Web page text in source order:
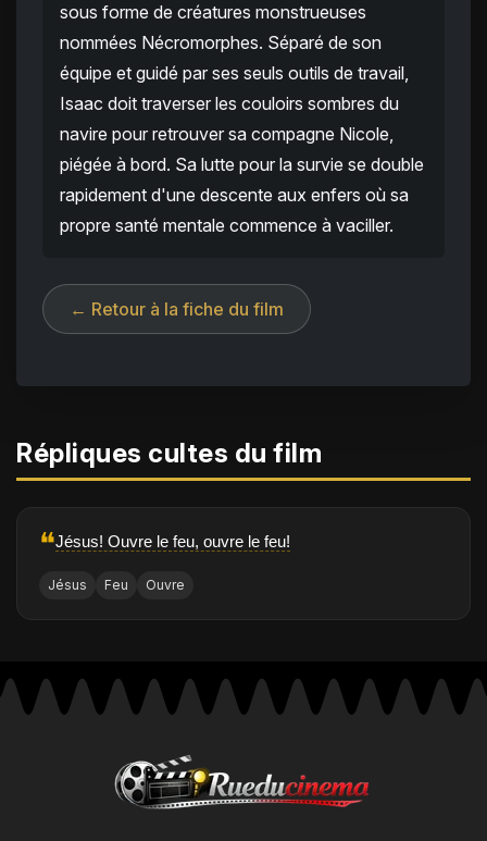
sous forme de créatures monstrueuses
nommées Nécromorphes. Séparé de son
équipe et guidé par ses seuls outils de travail,
Isaac doit traverser les couloirs sombres du
navire pour retrouver sa compagne Nicole,
piégée à bord. Sa lutte pour la survie se double
rapidement d'une descente aux enfers où sa
propre santé mentale commence à vaciller.
← Retour à la fiche du film
Répliques cultes du film
❝Jésus! Ouvre le feu, ouvre le feu!
Jésus Feu Ouvre